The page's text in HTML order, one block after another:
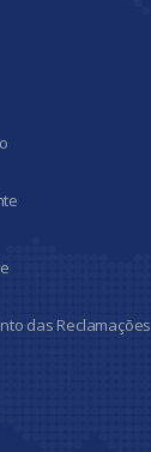
das Reclamações